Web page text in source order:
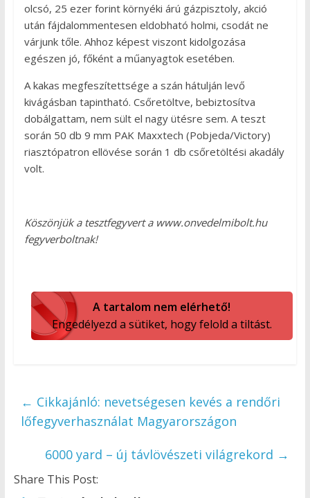
olcsó, 25 ezer forint környéki árú gázpisztoly, akció
után fájdalommentesen eldobható holmi, csodát ne
várjunk tőle. Ahhoz képest viszont kidolgozása
egészen jó, főként a műanyagtok esetében.
A kakas megfeszítettsége a szán hátulján levő
kivágásban tapintható. Csőretöltve, bebiztosítva
dobálgattam, nem sült el nagy ütésre sem. A teszt
során 50 db 9 mm PAK Maxxtech (Pobjeda/Victory)
riasztópatron ellövése során 1 db csőretöltési akadály
volt.
Köszönjük a tesztfegyvert a www.onvedelmibolt.hu
fegyverboltnak!
A tartalom nem elérhető!
Engedélyezd a sütiket, hogy felold a tiltást.
← Cikkajánló: nevetségesen kevés a rendőri
lőfegyverhasználat Magyarországon
6000 yard – új távlövészeti világrekord →
Share This Post: